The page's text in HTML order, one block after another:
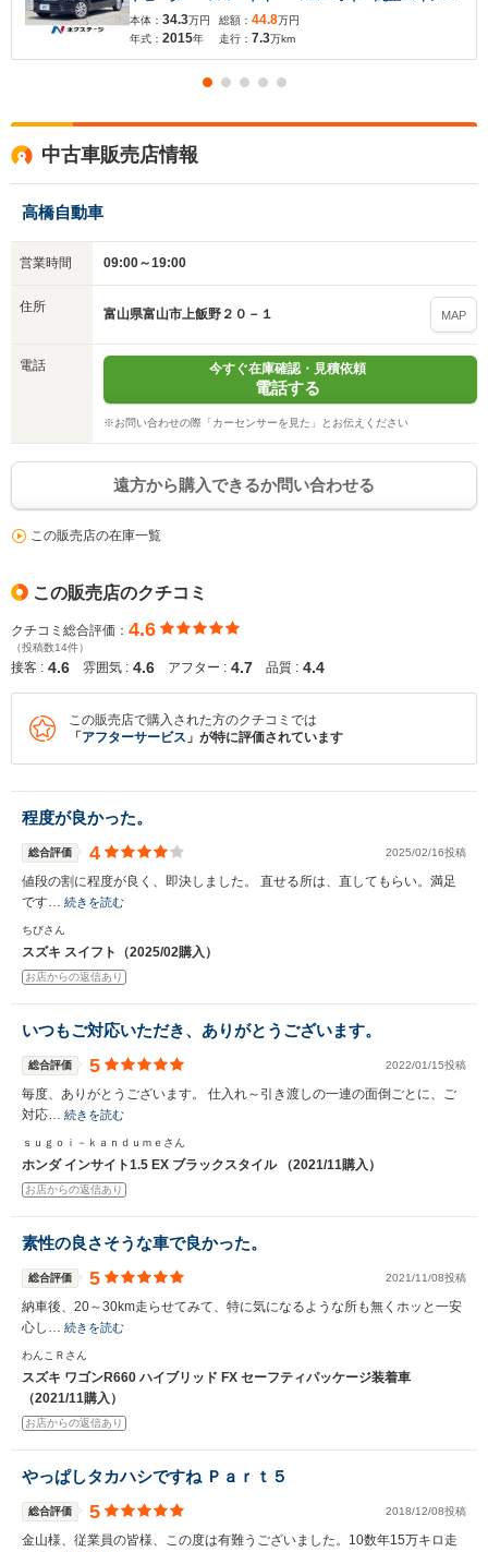
アルミ オートライト オートエアコン CD DVD再
生 フルセグ
本体： 34.3万円
年式： 2015年
総額： 44.8万円
走行： 7.3万km
中古車販売店情報
高橋自動車
営業時間 09:00～19:00
住所 富山県富山市上飯野２０－１ MAP
電話 今すぐ在庫確認・見積依頼
電話する
※お問い合わせの際「カーセンサーを見た」とお伝えください
遠方から購入できるか問い合わせる
この販売店の在庫一覧
この販売店のクチコミ
クチコミ総合評価： 4.6
（投稿数14件）
接客 : 4.6 雰囲気 : 4.6 アフター : 4.7 品質 : 4.4
この販売店で購入された方のクチコミでは
「 アフターサービス 」が特に評価されています
程度が良かった。
総合評価 4 2025/02/16投稿
値段の割に程度が良く、即決しました。 直せる所は、直してもらい。満足
です… 続きを読む
ちびさん
スズキ スイフト（2025/02購入）
お店からの返信あり
いつもご対応いただき、ありがとうございます。
総合評価 5 2022/01/15投稿
毎度、ありがとうございます。 仕入れ～引き渡しの一連の面倒ごとに、ご
対応… 続きを読む
ｓｕｇｏｉ－ｋａｎｄｕｍｅさん
ホンダ インサイト1.5 EX ブラックスタイル （2021/11購入）
お店からの返信あり
素性の良さそうな車で良かった。
総合評価 5 2021/11/08投稿
納車後、20～30km走らせてみて、特に気になるような所も無くホッと一安
心し… 続きを読む
わんこＲさん
スズキ ワゴンR660 ハイブリッド FX セーフティパッケージ装着車
（2021/11購入）
お店からの返信あり
やっぱしタカハシですね Ｐａｒｔ５
総合評価 5 2018/12/08投稿
金山様、従業員の皆様、この度は有難うございました。10数年15万キロ走
入力途中の情報を保存しますか？
※保存された情報は 90 日で破棄されます
いいえ はい